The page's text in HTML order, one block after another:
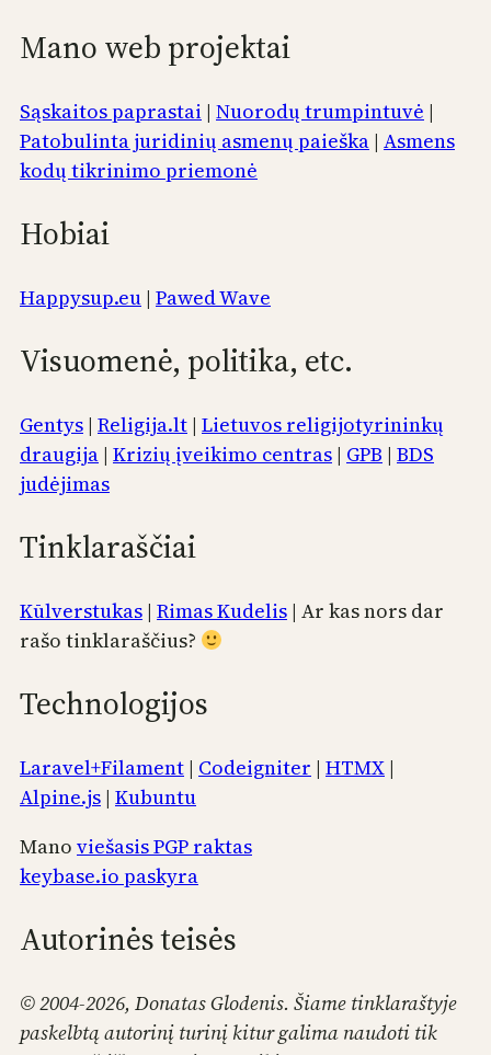
Mano web projektai
Sąskaitos paprastai | Nuorodų trumpintuvė |
Patobulinta juridinių asmenų paieška | Asmens
kodų tikrinimo priemonė
Hobiai
Happysup.eu | Pawed Wave
Visuomenė, politika, etc.
Gentys | Religija.lt | Lietuvos religijotyrininkų
draugija | Krizių įveikimo centras | GPB | BDS
judėjimas
Tinklaraščiai
Kūlverstukas | Rimas Kudelis | Ar kas nors dar
rašo tinklaraščius?
Technologijos
Laravel+Filament | Codeigniter | HTMX |
Alpine.js | Kubuntu
Mano viešasis PGP raktas
keybase.io paskyra
Autorinės teisės
© 2004-2026, Donatas Glodenis. Šiame tinklaraštyje
paskelbtą autorinį turinį kitur galima naudoti tik